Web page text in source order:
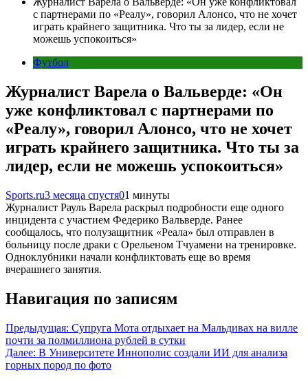
с партнерами по «Реалу», говорил Алонсо, что не хочет
играть крайнего защитника. Что ты за лидер, если не
можешь успокоиться»
Футбол
Журналист Варела о Вальверде: «Он
уже конфликтовал с партнерами по
«Реалу», говорил Алонсо, что не хочет
играть крайнего защитника. Что ты за
лидер, если не можешь успокоиться»
Sports.ru3 месяца спустя01 минуты
Журналист Рауль Варела раскрыл подробности еще одного
инцидента с участием Федерико Вальверде. Ранее
сообщалось, что полузащитник «Реала» был отправлен в
больницу после драки с Орельеном Тчуамени на тренировке.
Одноклубники начали конфликтовать еще во время
вчерашнего занятия.
Навигация по записям
Предыдущая: Супруга Мота отдыхает на Мальдивах на вилле
почти за полмиллиона рублей в сутки
Далее: В Университете Иннополис создали ИИ для анализа
горных пород по фото